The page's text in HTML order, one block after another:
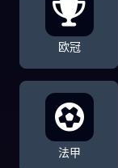
欧冠
法甲